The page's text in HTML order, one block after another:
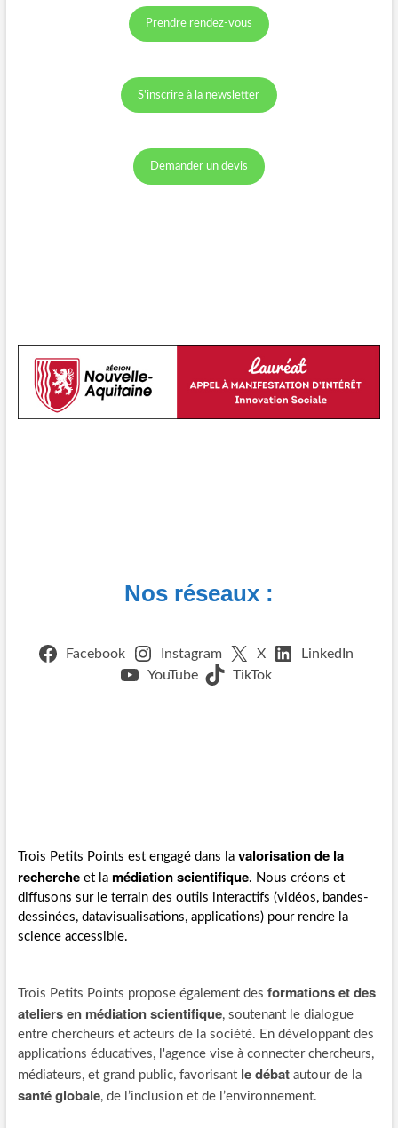
Prendre rendez-vous
S'inscrire à la newsletter
Demander un devis
Nos réseaux :
Facebook Instagram X
LinkedIn
YouTube
TikTok
Trois Petits Points est engagé dans la valorisation de la
rechercheet la médiation scientifique. Nous créons et
diffusons sur le terrain des outils interactifs (vidéos, bandes-
dessinées, datavisualisations, applications) pour rendre la
science accessible.
Trois Petits Points propose également des formations et des
ateliers en médiation scientifique, soutenant le dialogue
entre chercheurs et acteurs de la société. En développant des
applications éducatives, l'agence vise à connecter chercheurs,
médiateurs, et grand public, favorisant le débatautour de la
santé globale, de l’inclusion et de l’environnement.